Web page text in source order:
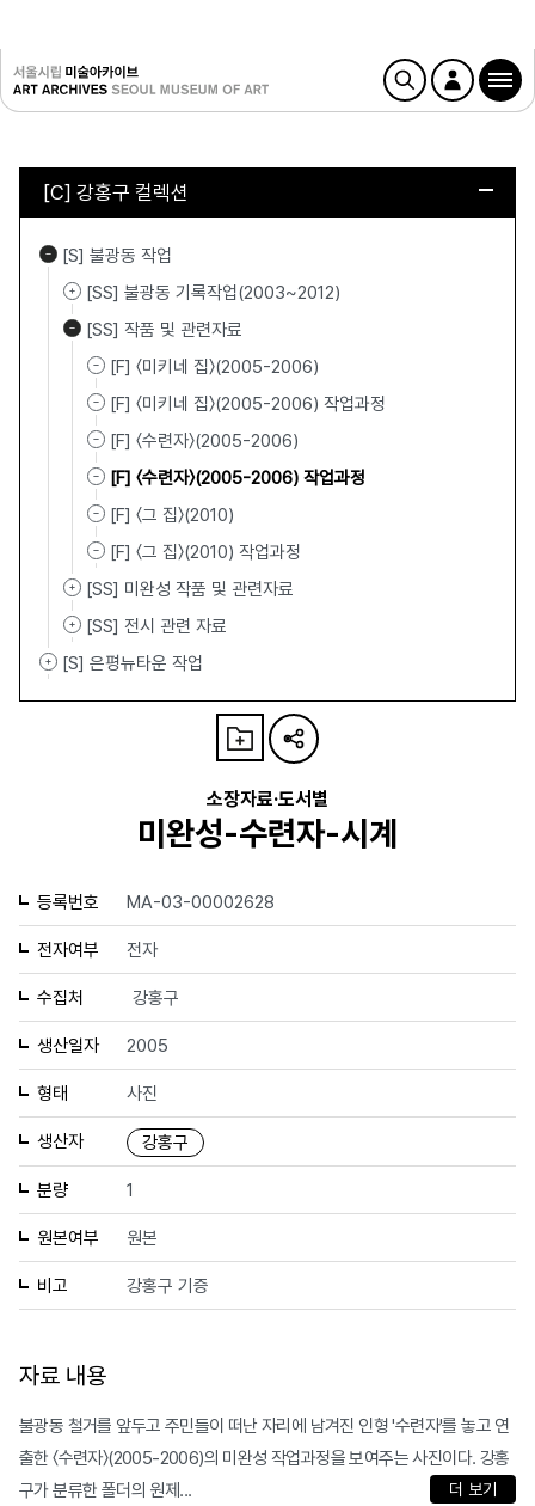
[C] 강홍구 컬렉션
[S] 불광동 작업
[SS] 불광동 기록작업(2003~2012)
[SS] 작품 및 관련자료
[F] 〈미키네 집〉(2005-2006)
[F] 〈미키네 집〉(2005-2006) 작업과정
[F] 〈수련자〉(2005-2006)
[F] 〈수련자〉(2005-2006) 작업과정
[F] 〈그 집〉(2010)
[F] 〈그 집〉(2010) 작업과정
[SS] 미완성 작품 및 관련자료
[SS] 전시 관련 자료
[S] 은평뉴타운 작업
소장자료·도서별
미완성-수련자-시계
등록번호 MA-03-00002628
전자여부 전자
수집처 강홍구
생산일자 2005
형태 사진
생산자 강홍구
분량 1
원본여부 원본
비고 강홍구 기증
자료 내용
불광동 철거를 앞두고 주민들이 떠난 자리에 남겨진 인형 '수련자'를 놓고 연
출한 〈수련자〉(2005-2006)의 미완성 작업과정을 보여주는 사진이다. 강홍
구가 분류한 폴더의 원제...
더 보기